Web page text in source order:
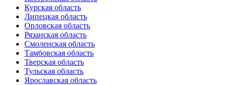
Курская область
Липецкая область
Орловская область
Рязанская область
Смоленская область
Тамбовская область
Тверская область
Тульская область
Ярославская область